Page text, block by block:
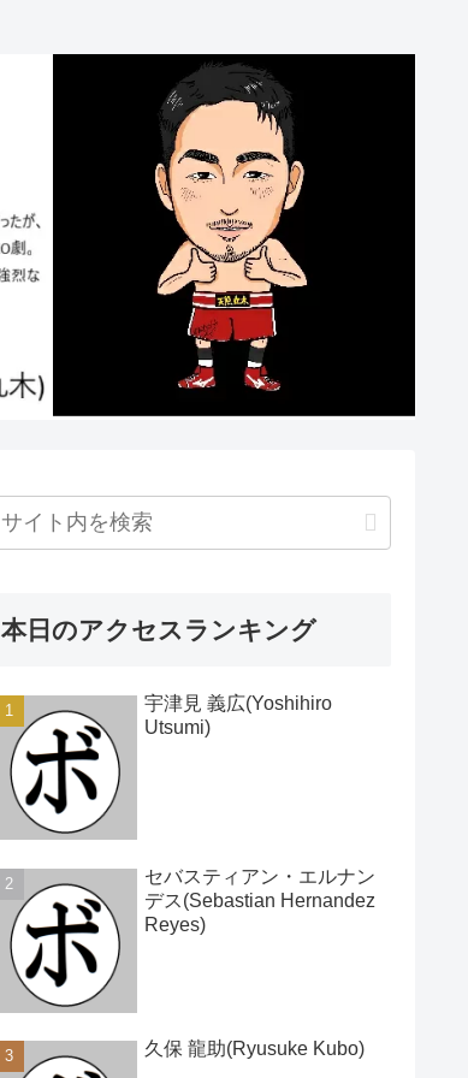
本日のアクセスランキング
宇津見 義広(Yoshihiro
Utsumi)
セバスティアン・エルナン
デス(Sebastian Hernandez
Reyes)
久保 龍助(Ryusuke Kubo)